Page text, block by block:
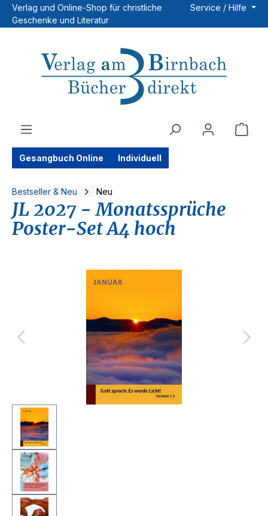
Zum Hauptinhalt springen
Verlag und Online-Shop für christliche
Geschenke und Literatur
Service / Hilfe
Gesangbuch Online Individuell
Bestseller & Neu Neu
JL 2027 - Monatssprüche
Poster-Set A4 hoch